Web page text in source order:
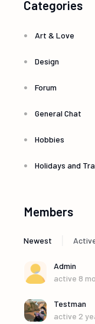
Categories
Art & Love
Design
Forum
General Chat
Hobbies
Holidays and
Members
Newest
Admin
active 8
Testman
active 2